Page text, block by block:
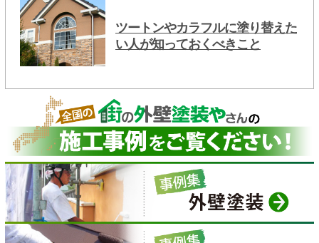
ツートンやカラフルに塗り替えた
い人が知っておくべきこと